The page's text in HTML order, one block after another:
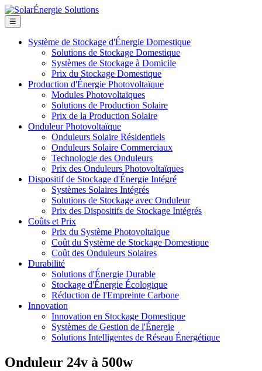
☰
Système de Stockage d'Énergie Domestique
Solutions de Stockage Domestique
Systèmes de Stockage à Domicile
Prix du Stockage Domestique
Production d'Énergie Photovoltaïque
Modules Photovoltaïques
Solutions de Production Solaire
Prix de la Production Solaire
Onduleur Photovoltaïque
Onduleurs Solaire Résidentiels
Onduleurs Solaire Commerciaux
Technologie des Onduleurs
Prix des Onduleurs Photovoltaïques
Dispositif de Stockage d'Énergie Intégré
Systèmes Solaires Intégrés
Solutions de Stockage avec Onduleur
Prix des Dispositifs de Stockage Intégrés
Coûts et Prix
Prix du Système Photovoltaïque
Coût du Système de Stockage Domestique
Coût des Onduleurs Solaires
Durabilité
Solutions d'Énergie Durable
Stockage d'Énergie Écologique
Réduction de l'Empreinte Carbone
Innovation
Innovation en Stockage Domestique
Systèmes de Gestion de l'Énergie
Solutions Intelligentes de Réseau Énergétique
Onduleur 24v à 500w